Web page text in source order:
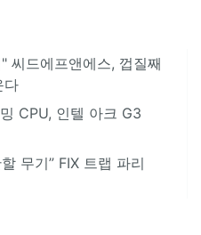
씨드에프앤에스, 껍질째
다
CPU, 인텔 아크 G3
무기” FIX 트랩 파리